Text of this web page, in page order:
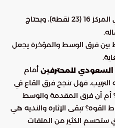
يقع تحت ضغط كبير في المركز 16 (23 نقطة)، ويحتاج
بين فرق الوسط والمؤخرة يجعل
السعودي للمحترفين أمام
فهل تنجح فرق القاع في
أم أن فرق المقدمة والوسط
تبقى الإثارة والندية هي
ستحسم الكثير من الملفات